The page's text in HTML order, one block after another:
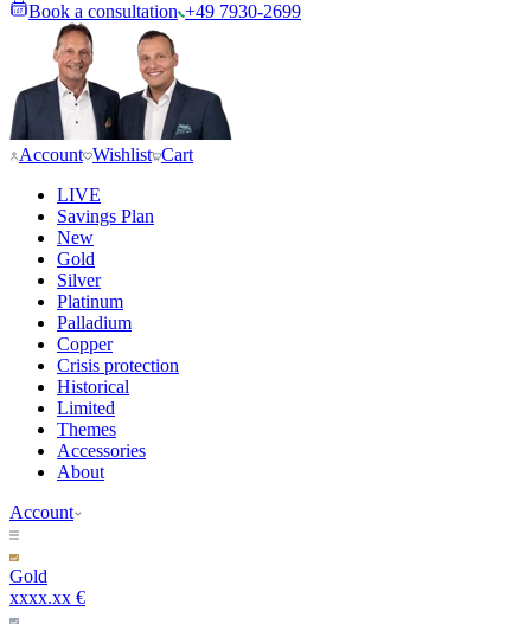
Book a consultation +49 7930-2699
Account Wishlist Cart
LIVE
Savings Plan
New
Gold
Silver
Platinum
Palladium
Copper
Crisis protection
Historical
Limited
Themes
Accessories
About
Account
Gold
xxxx.xx €